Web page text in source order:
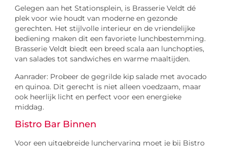
Gelegen aan het Stationsplein, is Brasserie Veldt dé
plek voor wie houdt van moderne en gezonde
gerechten. Het stijlvolle interieur en de vriendelijke
bediening maken dit een favoriete lunchbestemming.
Brasserie Veldt biedt een breed scala aan lunchopties,
van salades tot sandwiches en warme maaltijden.
Aanrader: Probeer de gegrilde kip salade met avocado
en quinoa. Dit gerecht is niet alleen voedzaam, maar
ook heerlijk licht en perfect voor een energieke
middag.
Bistro Bar Binnen
Voor een uitgebreide lunchervaring moet je bij Bistro